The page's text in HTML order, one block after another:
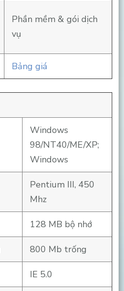
Phần mềm & gói dịch
vụ
Bảng giá
Windows
98/NT40/ME/XP;
Windows
Pentium III, 450
Mhz
128 MB bộ nhớ
800 Mb trống
IE 5.0